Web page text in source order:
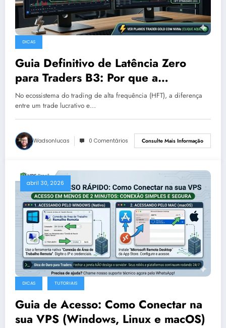
DICAS
Guia Definitivo de Latência Zero
para Traders B3: Por que a
Localização Física em São Paulo é
sua Vantagem Competitiva
No ecossistema do trading de alta frequência (HFT), a diferença
entre um trade lucrativo e…
Wadsonlucas 0 Comentários Consulte Mais Informação
abril 30, 2026
DICAS TUTORIAIS
Guia de Acesso: Como Conectar na
sua VPS (Windows, Linux e macOS)